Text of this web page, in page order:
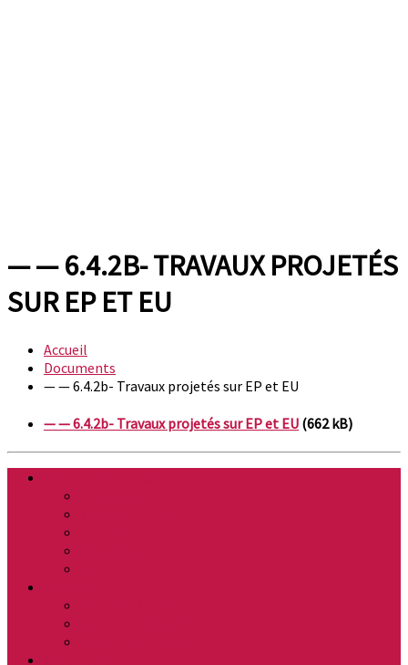
— — 6.4.2B- TRAVAUX PROJETÉS
SUR EP ET EU
Accueil
Documents
— — 6.4.2b- Travaux projetés sur EP et EU
— — 6.4.2b- Travaux projetés sur EP et EU (662 kB)